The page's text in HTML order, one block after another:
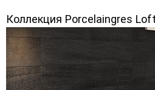
Коллекция Porcelaingres